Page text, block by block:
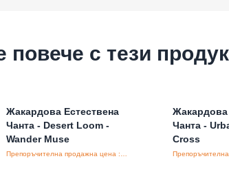
повече с тези
Жакардова Естествена
Чанта - Desert Loom -
Wander Muse
Жакардова
Чанта -
Cross